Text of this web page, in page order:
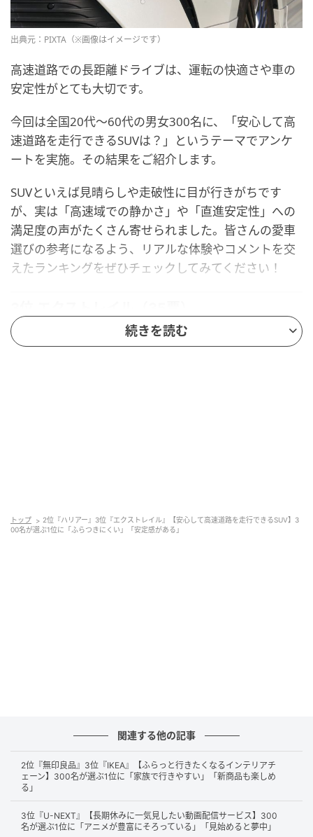
出典元：PIXTA（※画像はイメージです）
高速道路での長距離ドライブは、運転の快適さや車の
安定性がとても大切です。
今回は全国20代〜60代の男女300名に、「安心して高
速道路を走行できるSUVは？」というテーマでアンケ
ートを実施。その結果をご紹介します。
SUVといえば見晴らしや走破性に目が行きがちです
が、実は「高速域での静かさ」や「直進安定性」への
満足度の声がたくさん寄せられました。皆さんの愛車
選びの参考になるよう、リアルな体験やコメントを交
えたランキングをぜひチェックしてみてください！
第3位は、日産の「エクストレイル」。
横風の影響を受けにくいのでハンドルの微調整が少くて済む。
運転時スムーズに加速できるので、気持ちに余裕が持てると思
います。（50歳/女性）
2位 ハリアー（56票）
続きを読む
トップ
2位『ハリアー』3位『エクストレイル』【安心して高速道路を走行できるSUV】3
00名が選ぶ1位に「ふらつきにくい」「安定感がある」
関連する他の記事
2位『無印良品』3位『IKEA』【ふらっと行きたくなるインテリアチ
ェーン】300名が選ぶ1位に「家族で行きやすい」「新商品も楽しめ
る」
3位『U-NEXT』【長期休みに一気見したい動画配信サービス】300
名が選ぶ1位に「アニメが豊富にそろっている」「見始めると夢中」